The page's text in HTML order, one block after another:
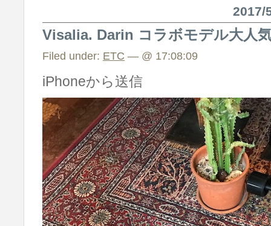
2017/
Visalia. Darin コラボモデル大人
Filed under: ETC — @ 17:08:09
iPhoneから送信